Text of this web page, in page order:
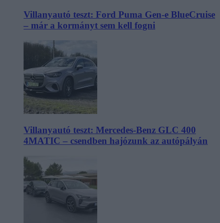
Villanyautó teszt: Ford Puma Gen-e BlueCruise
– már a kormányt sem kell fogni
Villanyautó teszt: Mercedes-Benz GLC 400
4MATIC – csendben hajózunk az autópályán